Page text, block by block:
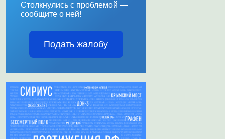
Столкнулись с проблемой —
сообщите о ней!
Подать жалобу